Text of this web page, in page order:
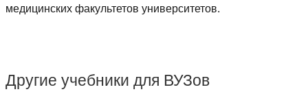
медицинских факультетов университетов.
Другие учебники для ВУЗов